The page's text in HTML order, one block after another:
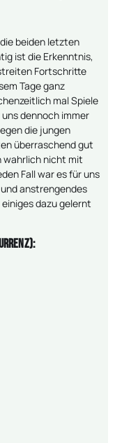
beiden letzten
ist die Erkenntnis,
Fortschritte
Tage ganz
mal Spiele
dennoch immer
die jungen
überraschend gut
wahrlich nicht mit
Fall war es für uns
anstrengendes
dazu gelernt